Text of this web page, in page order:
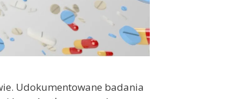
Udokumentowane badania